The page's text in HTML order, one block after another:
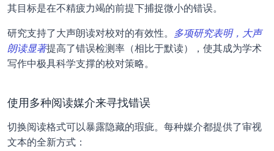
其目标是在不精疲力竭的前提下捕捉微小的错误。
研究支持了大声朗读对校对的有效性。 多项研究表明，大声
朗读显著提高了错误检测率（相比于默读），使其成为学术
写作中极具科学支撑的校对策略。
使用多种阅读媒介来寻找错误
切换阅读格式可以暴露隐藏的瑕疵。每种媒介都提供了审视
文本的全新方式：